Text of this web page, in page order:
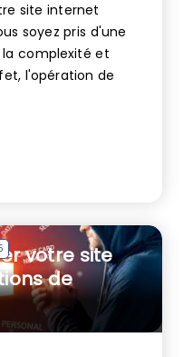
site internet
soyez pris d'une
complexité et
l'opération de
votre site
de